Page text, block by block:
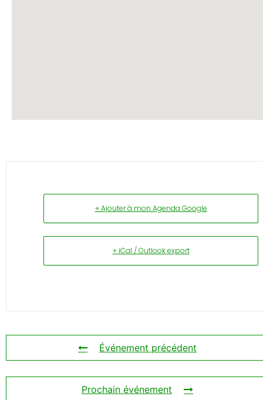
+ Ajouter à mon Agenda Google
+ iCal / Outlook export
Événement précédent
Prochain événement